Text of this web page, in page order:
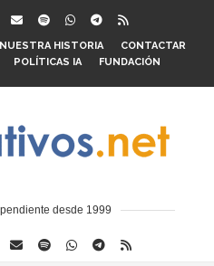
NUESTRA HISTORIA
CONTACTAR
POLÍTICAS IA FUNDACIÓN
desde 1999